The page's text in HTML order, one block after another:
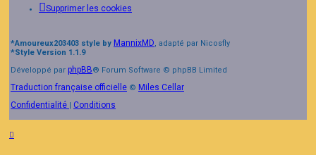
Supprimer les cookies
*Amoureux203403 style by MannixMD, adapté par Nicosfly
*Style Version 1.1.9
Développé par phpBB® Forum Software © phpBB Limited
Traduction française officielle © Miles Cellar
Confidentialité | Conditions